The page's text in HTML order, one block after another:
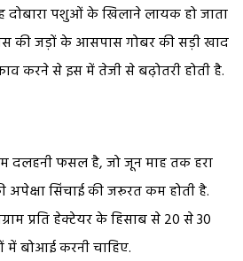
पशुओं के खिलाने लायक हो जाता
की जड़ों के आसपास गोबर की सड़ी खाद
करने से इस में तेजी से बढ़ोतरी होती है.
दलहनी फसल है, जो जून माह तक हरा
अपेक्षा सिंचाई की जरूरत कम होती है.
प्रति हेक्टेयर के हिसाब से 20 से 30
में बोआई करनी चाहिए.